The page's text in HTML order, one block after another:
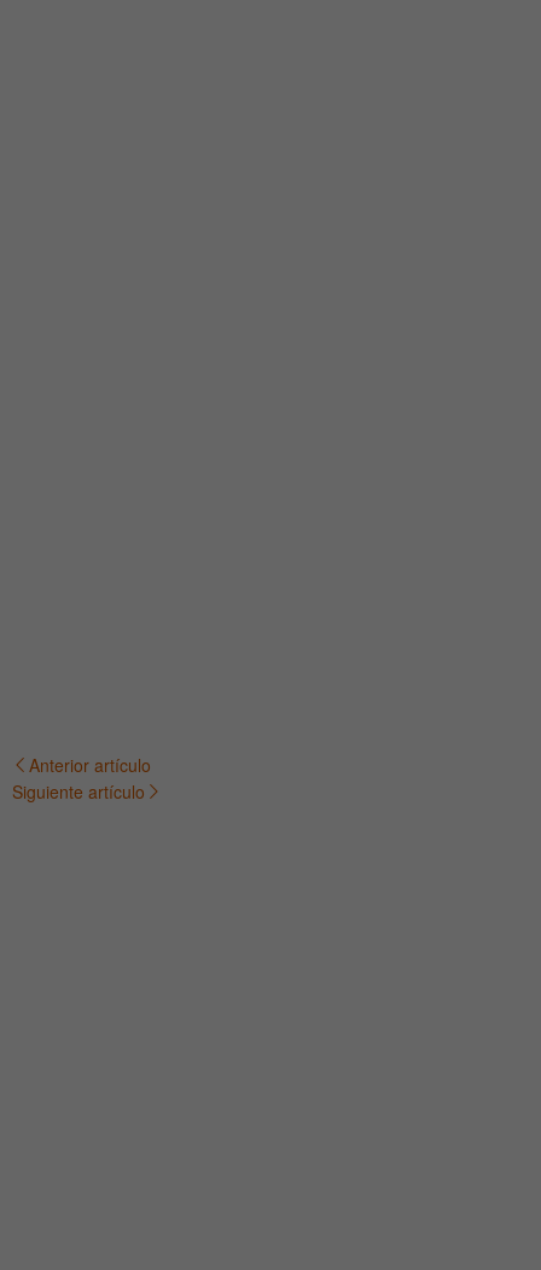
Navegación
Anterior artículo
Siguiente artículo